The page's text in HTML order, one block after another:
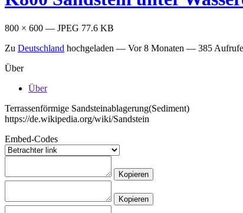
800 × 600 — JPEG 77.6 KB
Zu Deutschland hochgeladen — Vor 8 Monaten — 385 Aufrufe
Über
Über
Terrassenförmige Sandsteinablagerung(Sediment)
https://de.wikipedia.org/wiki/Sandstein
Embed-Codes
Kopieren
Kopieren